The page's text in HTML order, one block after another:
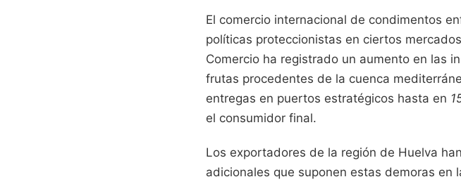
El comercio internacional de condimentos
políticas proteccionistas en ciertos
Comercio ha registrado un aumento en las
frutas procedentes de la cuenca
entregas en puertos estratégicos hasta en
el consumidor final.
Los exportadores de la región de Huelva
adicionales que suponen estas demoras